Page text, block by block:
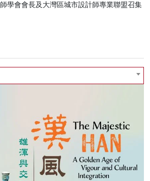
學會會長及大灣區城市設計師專業聯盟召集